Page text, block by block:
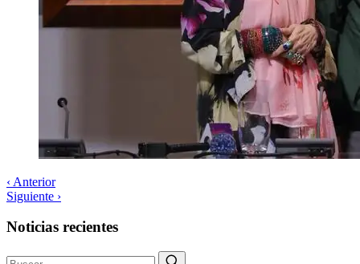
‹ Anterior
Siguiente ›
Noticias recientes